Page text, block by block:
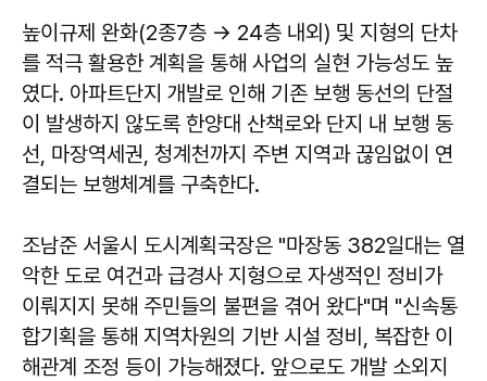
높이규제 완화(2종7층 → 24층 내외) 및 지형의 단차
를 적극 활용한 계획을 통해 사업의 실현 가능성도 높
였다. 아파트단지 개발로 인해 기존 보행 동선의 단절
이 발생하지 않도록 한양대 산책로와 단지 내 보행 동
선, 마장역세권, 청계천까지 주변 지역과 끊임없이 연
결되는 보행체계를 구축한다.
조남준 서울시 도시계획국장은 "마장동 382일대는 열
악한 도로 여건과 급경사 지형으로 자생적인 정비가
이뤄지지 못해 주민들의 불편을 겪어 왔다"며 "신속통
합기획을 통해 지역차원의 기반 시설 정비, 복잡한 이
해관계 조정 등이 가능해졌다. 앞으로도 개발 소외지